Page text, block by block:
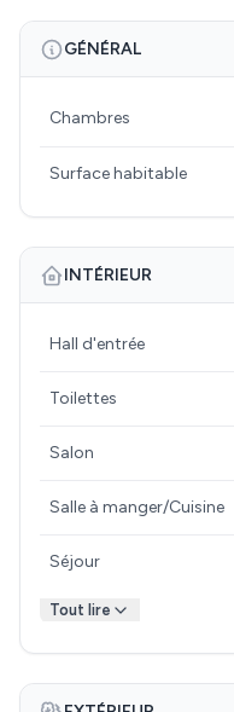
GÉNÉRAL
Chambres
Surface habitable
INTÉRIEUR
Hall d'entrée
Toilettes
Salon
Salle à manger/Cuisine
Séjour
Tout lire